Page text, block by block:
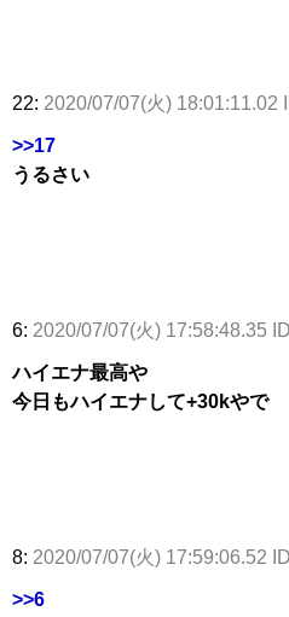
22: 2020/07/07(火) 18:01:11.02
>>17
うるさい
6: 2020/07/07(火) 17:58:48.35
ハイエナ最高や
今日もハイエナして+30kやで
8: 2020/07/07(火) 17:59:06.52
>>6